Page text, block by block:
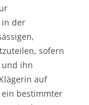
in der
sofern
und ihn
auf
bestimmter